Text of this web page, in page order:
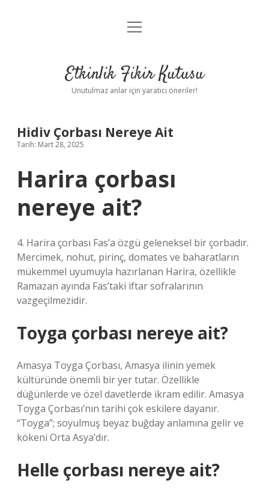
Anasayfa
Yasal Uyarı
menüyü
Etkinlik Fikir Kutusu
Unutulmaz anlar için yaratıcı öneriler!
Hidiv Çorbası Nereye Ait
Tarih: Mart 28, 2025
Harira çorbası
nereye ait?
4. Harira çorbası Fas’a özgü geleneksel bir çorbadır.
Mercimek, nohut, pirinç, domates ve baharatların
mükemmel uyumuyla hazırlanan Harira, özellikle
Ramazan ayında Fas’taki iftar sofralarının
vazgeçilmezidir.
Toyga çorbası nereye ait?
Amasya Toyga Çorbası, Amasya ilinin yemek
kültüründe önemli bir yer tutar. Özellikle
düğünlerde ve özel davetlerde ikram edilir. Amasya
Toyga Çorbası’nın tarihi çok eskilere dayanır.
“Toyga”; soyulmuş beyaz buğday anlamına gelir ve
kökeni Orta Asya’dır.
Helle çorbası nereye ait?